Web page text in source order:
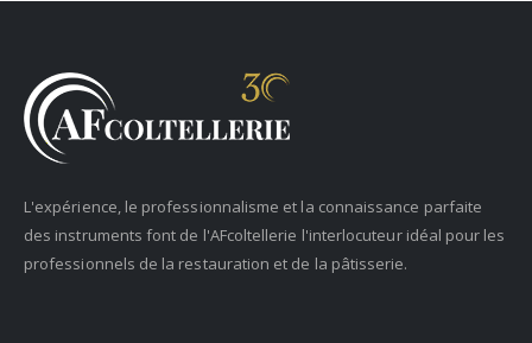
L'expérience, le professionnalisme et la connaissance parfaite
des instruments font de l'AFcoltellerie l'interlocuteur idéal pour les
professionnels de la restauration et de la pâtisserie.